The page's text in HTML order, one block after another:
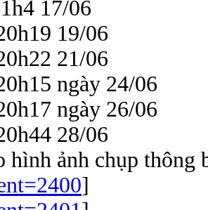
17/06
19/06
21/06
ngày 24/06
ngày 26/06
28/06
hình ảnh chụp thông
]